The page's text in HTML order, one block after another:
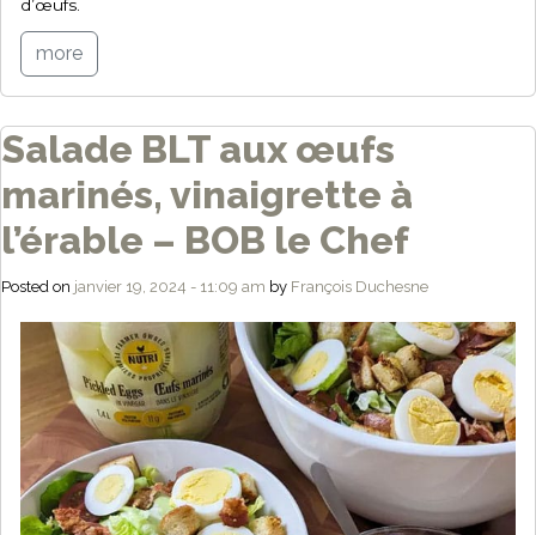
d’œufs.
more
Salade BLT aux œufs
marinés, vinaigrette à
l’érable – BOB le Chef
Posted on janvier 19, 2024 - 11:09 am by François Duchesne